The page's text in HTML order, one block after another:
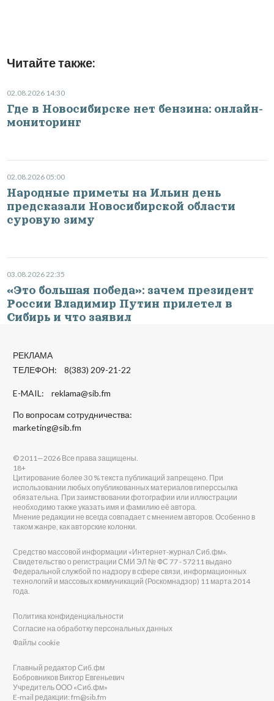
Читайте также:
02.08.2026 14:30
Где в Новосибирске нет бензина: онлайн-
мониторинг
02.08.2026 05:00
Народные приметы на Ильин день
предсказали Новосибирской области
суровую зиму
03.08.2026 22:35
«Это большая победа»: зачем президент
России Владимир Путин прилетел в
Сибирь и что заявил
РЕКЛАМА
ТЕЛЕФОН: 8(383) 209-21-22
E-MAIL: reklama@sib.fm
По вопросам сотрудничества:
marketing@sib.fm
© 2011—2026 Все права защищены.
18+
Цитирование более 30 % текста публикаций запрещено. При
использовании любых опубликованных материалов гиперссылка
обязательна. При заимствовании фотографии или иллюстрации
необходимо также указать имя и фамилию её автора.
Мнение редакции не всегда совпадает с мнением авторов. Особенно в
таком жанре, как авторские колонки.
Средство массовой информации «Интернет-журнал Сиб.фм».
Свидетельство о регистрации СМИ ЭЛ № ФС 77 - 57211 выдано
Федеральной службой по надзору в сфере связи, информационных
технологий и массовых коммуникаций (Роскомнадзор) 11 марта 2014
года.
Политика конфиденциальности
Согласие на обработку персональных данных
Файлы cookie
Главный редактор Сиб.фм
Бобровников Виктор Евгеньевич
Учредитель ООО «Сиб.фм»
E-mail редакции: fm@sib.fm